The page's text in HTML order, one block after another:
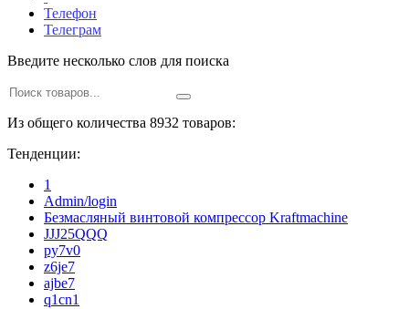
Телефон
Телеграм
Введите несколько слов для поиска
Из общего количества 8932 товаров:
Тенденции:
1
Admin/login
Безмасляный винтовой компрессор Kraftmaсhine
JJJ25QQQ
py7v0
z6je7
ajbe7
q1cn1